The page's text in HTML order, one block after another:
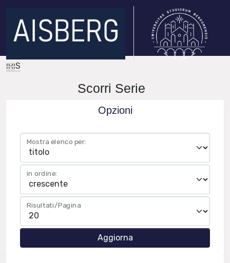
IRIS
Scorri Serie
Opzioni
Mostra elenco per:
in ordine:
Risultati/Pagina